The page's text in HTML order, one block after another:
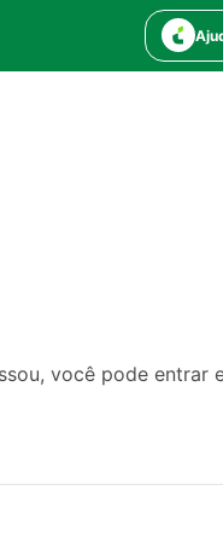
você pode entrar